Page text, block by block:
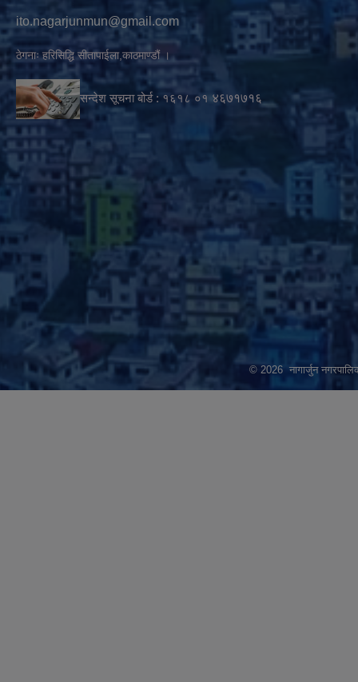
ito.nagarjunmun@gmail.com
ठेगनाः हरिसिद्धि सीतापाईला,काठमाण्डौं ।
सन्देश सूचना बोर्ड : १६१८ ०१ ४६७१७१६
© 2026 नागार्जुन